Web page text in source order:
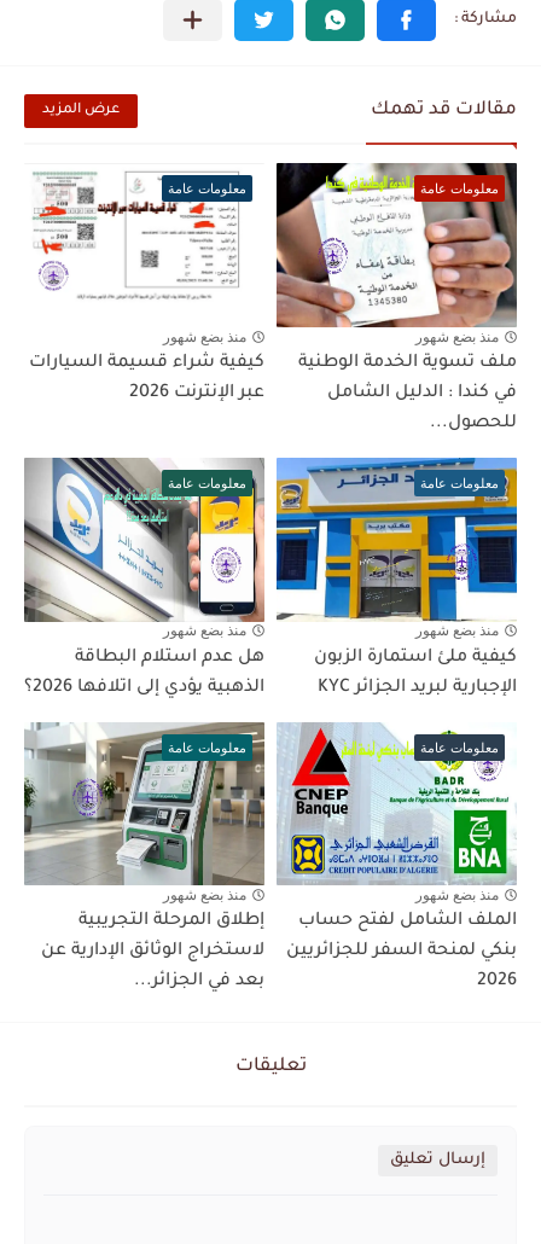
مقالات قد تهمك عرض المزيد
معلومات عامة
منذ بضع شهور
ملف تسوية الخدمة الوطنية
في كندا : الدليل الشامل
للحصول...
معلومات عامة
منذ بضع شهور
كيفية شراء قسيمة السيارات
عبر الإنترنت 2026
معلومات عامة
منذ بضع شهور
كيفية ملئ استمارة الزبون
الإجبارية لبريد الجزائر KYC
معلومات عامة
منذ بضع شهور
هل عدم استلام البطاقة
الذهبية يؤدي إلى اتلافها 2026؟
معلومات عامة
منذ بضع شهور
الملف الشامل لفتح حساب
بنكي لمنحة السفر للجزائريين
2026
معلومات عامة
منذ بضع شهور
إطلاق المرحلة التجريبية
لاستخراج الوثائق الإدارية عن
بعد في الجزائر...
تعليقات
إرسال تعليق